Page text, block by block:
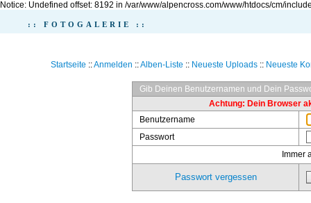
Notice: Undefined offset: 8192 in /var/www/alpencross.com/www/htdocs/cm/
:: FOTOGALERIE ::
Startseite ::Anmelden ::Alben-Liste :: Neueste Uploads:: Neueste
Gib Deinen Benutzernamen und Dein
Achtung: Dein Browser
Benutzername
Passwort
Immer
Passwort vergessen